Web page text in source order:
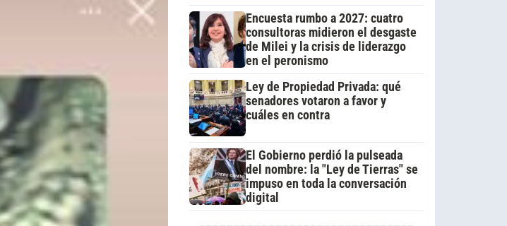
Encuesta rumbo a 2027: cuatro
consultoras midieron el desgaste
de Milei y la crisis de liderazgo
en el peronismo
Ley de Propiedad Privada: qué
senadores votaron a favor y
cuáles en contra
El Gobierno perdió la pulseada
del nombre: la "Ley de Tierras" se
impuso en toda la conversación
digital